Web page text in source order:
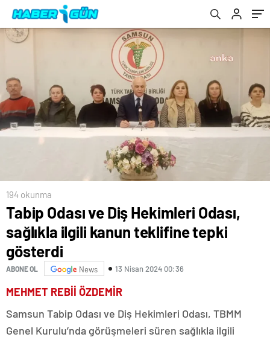
194 okunma
Tabip Odası ve Diş Hekimleri Odası,
sağlıkla ilgili kanun teklifine tepki
gösterdi
ABONE OL News 13 Nisan 2024 00:36
MEHMET REBİİ ÖZDEMİR
Samsun Tabip Odası ve Diş Hekimleri Odası, TBMM
Genel Kurulu’nda görüşmeleri süren sağlıkla ilgili